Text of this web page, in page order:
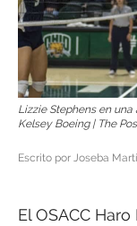
Lizzie Stephens en
Kelsey Boeing | The
Escrito por Joseba
El OSACC